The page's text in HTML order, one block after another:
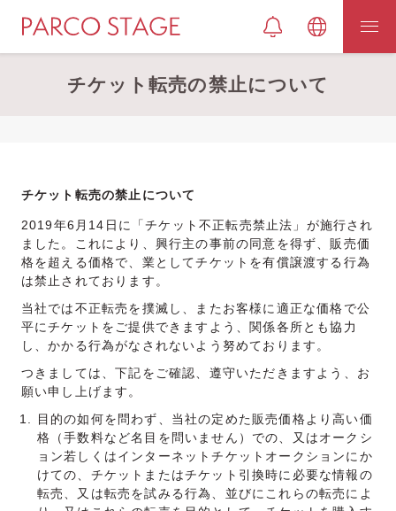
チケット転売の禁止について
チケット転売の禁止について
2019年6月14日に「チケット不正転売禁止法」が施行され
ました。これにより、興行主の事前の同意を得ず、販売価
格を超える価格で、業としてチケットを有償譲渡する行為
は禁止されております。
当社では不正転売を撲滅し、またお客様に適正な価格で公
平にチケットをご提供できますよう、関係各所とも協力
し、かかる行為がなされないよう努めております。
つきましては、下記をご確認、遵守いただきますよう、お
願い申し上げます。
目的の如何を問わず、当社の定めた販売価格より高い価
格（手数料など名目を問いません）での、又はオークシ
ョン若しくはインターネットチケットオークションにか
けての、チケットまたはチケット引換時に必要な情報の
転売、又は転売を試みる行為、並びにこれらの転売によ